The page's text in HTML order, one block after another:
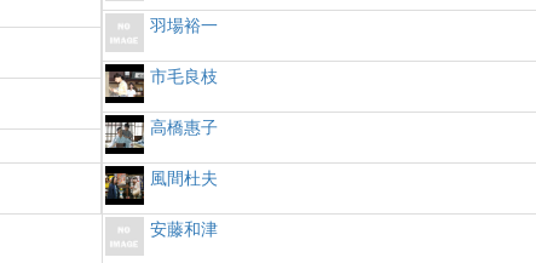
羽場裕一
市毛良枝
高橋惠子
風間杜夫
安藤和津